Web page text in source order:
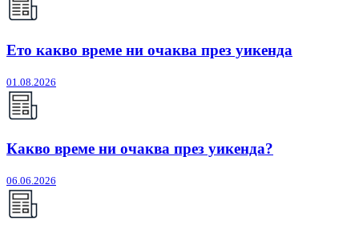
Ето какво време ни очаква през уикенда
01.08.2026
Какво време ни очаква през уикенда?
06.06.2026